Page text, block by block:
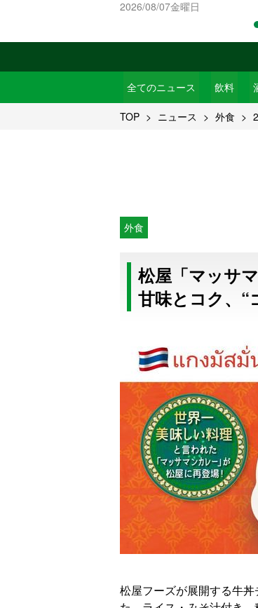
2026/08/07金曜日
全てのニュース 飲料
TOP ニュース 外食
外食
松屋「マッサ
甘味とコク、“
松屋フーズが展開する牛